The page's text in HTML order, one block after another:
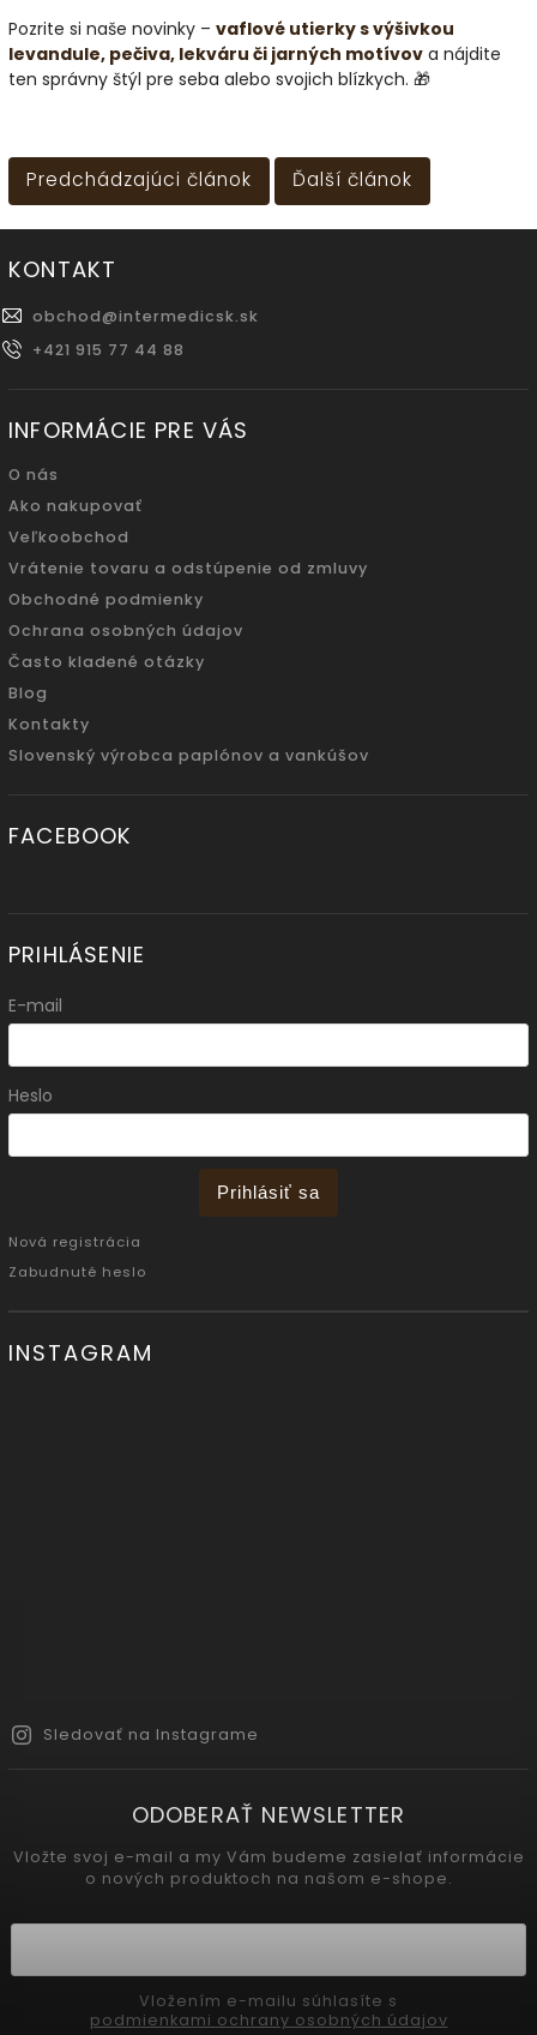
Pozrite si naše novinky – vaflové utierky s výšivkou
levandule, pečiva, lekváru či jarných motívov a nájdite
ten správny štýl pre seba alebo svojich blízkych. 🎁
Predchádzajúci článok Ďalší článok
KONTAKT
obchod@intermedicsk.sk
+421 915 77 44 88
INFORMÁCIE PRE VÁS
O nás
Ako nakupovať
Veľkoobchod
Vrátenie tovaru a odstúpenie od zmluvy
Obchodné podmienky
Ochrana osobných údajov
Často kladené otázky
Blog
Kontakty
Slovenský výrobca paplónov a vankúšov
FACEBOOK
PRIHLÁSENIE
E-mail
Heslo
Prihlásiť sa
Nová registrácia
Zabudnuté heslo
INSTAGRAM
Sledovať na Instagrame
ODOBERAŤ NEWSLETTER
Vložte svoj e-mail a my Vám budeme zasielať informácie
o nových produktoch na našom e-shope.
podmienkami ochrany osobných údajov